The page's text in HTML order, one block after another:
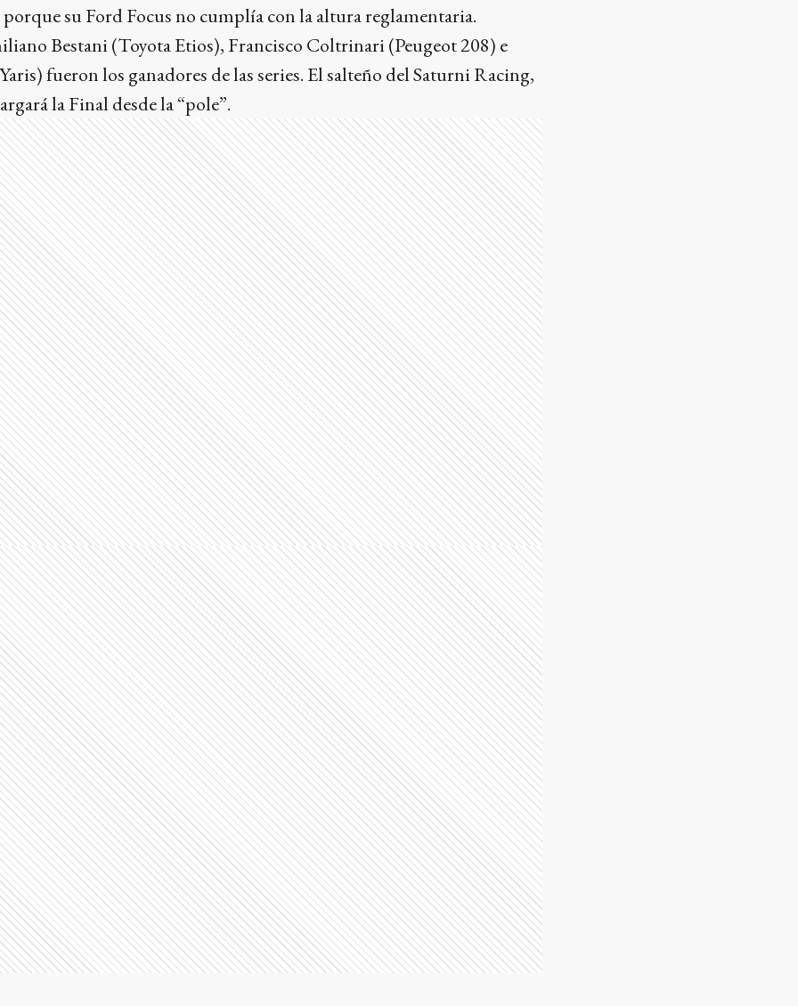
su Ford Focus no cumplía con la altura reglamentaria.
Bestani (Toyota Etios), Francisco Coltrinari (Peugeot 208) e
fueron los ganadores de las series. El salteño del Saturni Racing,
la Final desde la “pole”.